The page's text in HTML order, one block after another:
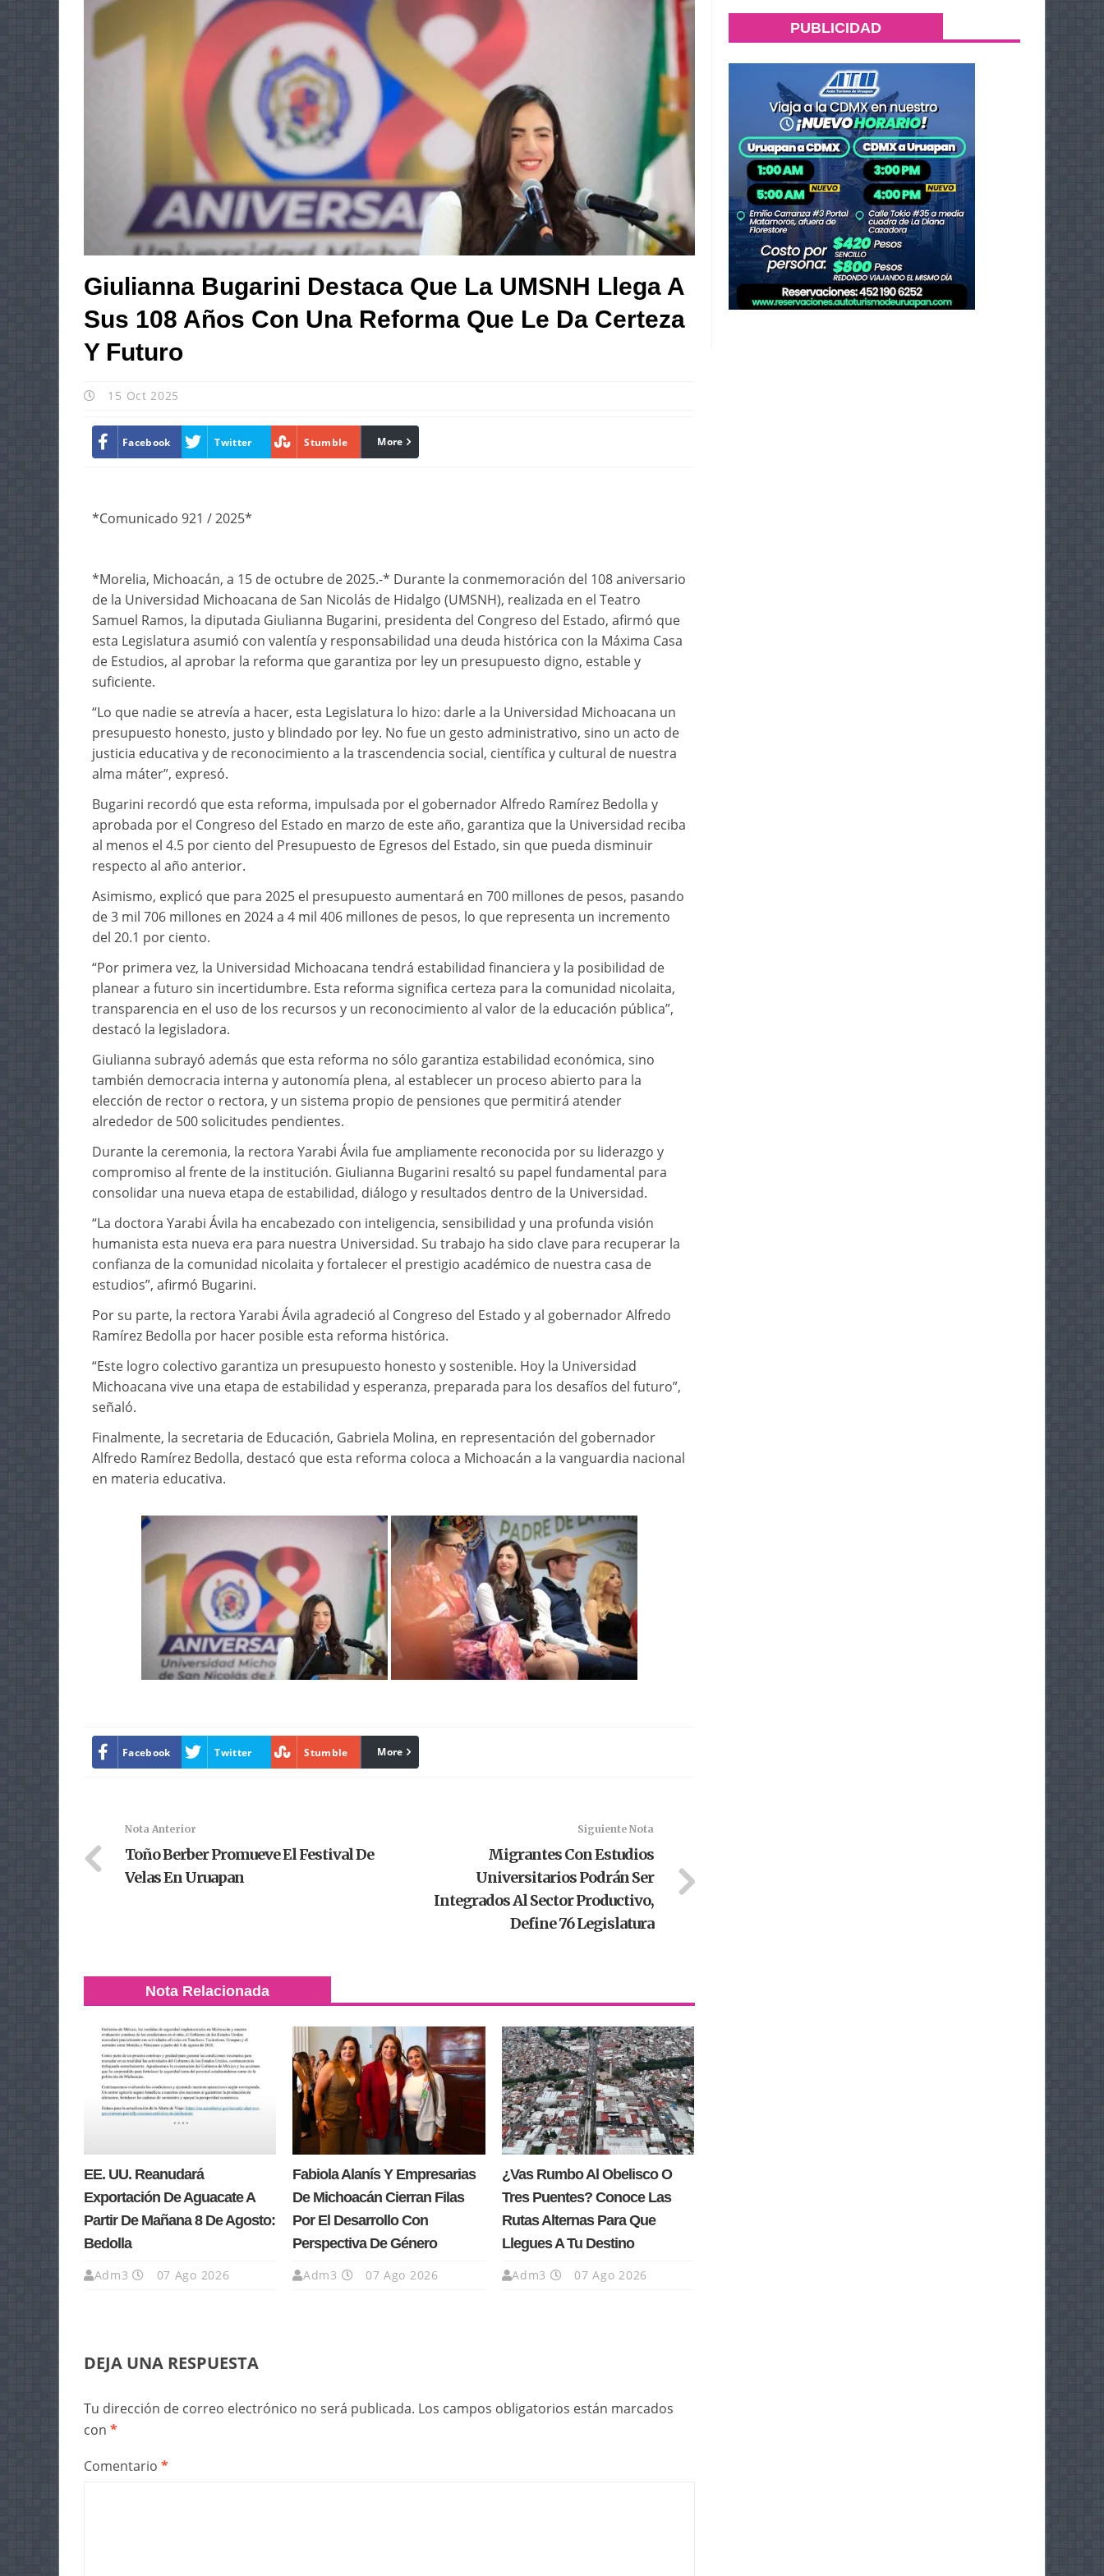
Giulianna Bugarini Destaca Que La UMSNH Llega A
Sus 108 Años Con Una Reforma Que Le Da Certeza
Y Futuro
15 Oct 2025
Facebook Twitter Stumble linkedin
More
*Comunicado 921 / 2025*
*Morelia, Michoacán, a 15 de octubre de 2025.-* Durante la conmemoración del 108 aniversario
de la Universidad Michoacana de San Nicolás de Hidalgo (UMSNH), realizada en el Teatro
Samuel Ramos, la diputada Giulianna Bugarini, presidenta del Congreso del Estado, afirmó que
esta Legislatura asumió con valentía y responsabilidad una deuda histórica con la Máxima Casa
de Estudios, al aprobar la reforma que garantiza por ley un presupuesto digno, estable y
suficiente.
“Lo que nadie se atrevía a hacer, esta Legislatura lo hizo: darle a la Universidad Michoacana un
presupuesto honesto, justo y blindado por ley. No fue un gesto administrativo, sino un acto de
justicia educativa y de reconocimiento a la trascendencia social, científica y cultural de nuestra
alma máter”, expresó.
Bugarini recordó que esta reforma, impulsada por el gobernador Alfredo Ramírez Bedolla y
aprobada por el Congreso del Estado en marzo de este año, garantiza que la Universidad reciba
al menos el 4.5 por ciento del Presupuesto de Egresos del Estado, sin que pueda disminuir
respecto al año anterior.
Asimismo, explicó que para 2025 el presupuesto aumentará en 700 millones de pesos, pasando
de 3 mil 706 millones en 2024 a 4 mil 406 millones de pesos, lo que representa un incremento
del 20.1 por ciento.
“Por primera vez, la Universidad Michoacana tendrá estabilidad financiera y la posibilidad de
planear a futuro sin incertidumbre. Esta reforma significa certeza para la comunidad nicolaita,
transparencia en el uso de los recursos y un reconocimiento al valor de la educación pública”,
destacó la legisladora.
Giulianna subrayó además que esta reforma no sólo garantiza estabilidad económica, sino
también democracia interna y autonomía plena, al establecer un proceso abierto para la
elección de rector o rectora, y un sistema propio de pensiones que permitirá atender
alrededor de 500 solicitudes pendientes.
Durante la ceremonia, la rectora Yarabi Ávila fue ampliamente reconocida por su liderazgo y
compromiso al frente de la institución. Giulianna Bugarini resaltó su papel fundamental para
consolidar una nueva etapa de estabilidad, diálogo y resultados dentro de la Universidad.
“La doctora Yarabi Ávila ha encabezado con inteligencia, sensibilidad y una profunda visión
humanista esta nueva era para nuestra Universidad. Su trabajo ha sido clave para recuperar la
confianza de la comunidad nicolaita y fortalecer el prestigio académico de nuestra casa de
estudios”, afirmó Bugarini.
Por su parte, la rectora Yarabi Ávila agradeció al Congreso del Estado y al gobernador Alfredo
Ramírez Bedolla por hacer posible esta reforma histórica.
“Este logro colectivo garantiza un presupuesto honesto y sostenible. Hoy la Universidad
Michoacana vive una etapa de estabilidad y esperanza, preparada para los desafíos del futuro”,
señaló.
Finalmente, la secretaria de Educación, Gabriela Molina, en representación del gobernador
Alfredo Ramírez Bedolla, destacó que esta reforma coloca a Michoacán a la vanguardia nacional
en materia educativa.
Facebook Twitter Stumble linkedin
More
Nota Anterior
Toño Berber Promueve El Festival De
Velas En Uruapan
Siguiente Nota
Migrantes Con Estudios
Universitarios Podrán Ser
Integrados Al Sector Productivo,
Define 76 Legislatura
Nota Relacionada
EE. UU. Reanudará
Exportación De Aguacate A
Partir De Mañana 8 De Agosto:
Bedolla
Adm3 07 Ago 2026
Fabiola Alanís Y Empresarias
De Michoacán Cierran Filas
Por El Desarrollo Con
Perspectiva De Género
Adm3 07 Ago 2026
¿Vas Rumbo Al Obelisco O
Tres Puentes? Conoce Las
Rutas Alternas Para Que
Llegues A Tu Destino
Adm3 07 Ago 2026
DEJA UNA RESPUESTA
Tu dirección de correo electrónico no será publicada. Los campos obligatorios están marcados
con *
Comentario *
PUBLICIDAD